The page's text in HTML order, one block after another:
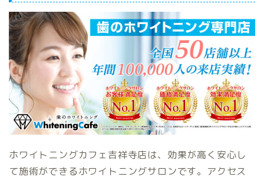
ホワイトニングカフェ吉祥寺店は、効果が高く安心し
て施術ができるホワイトニングサロンです。アクセス